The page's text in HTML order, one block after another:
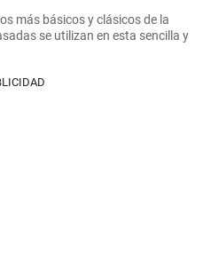
más básicos y clásicos de la
se utilizan en esta sencilla y